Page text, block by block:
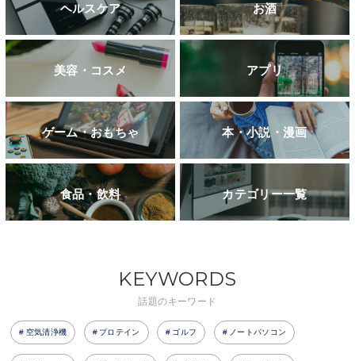
ヘルスケア お酒
美容・コスメ アプリ
ゲーム・おもちゃ 本・小説・漫画
食品・飲料 カテゴリー一覧
KEYWORDS
話題のキーワード
空気清浄機 プロテイン ゴルフ ノートパソコン